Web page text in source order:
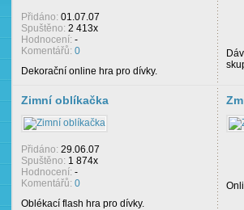
Přidáno: 01.07.07
Spuštěno: 2 413x
Hodnocení: -
Komentářů: 0
Dekorační online hra pro dívky.
Zimní oblíkačka
Přidáno: 29.06.07
Spuštěno: 1 874x
Hodnocení: -
Komentářů: 0
Oblékací flash hra pro dívky.